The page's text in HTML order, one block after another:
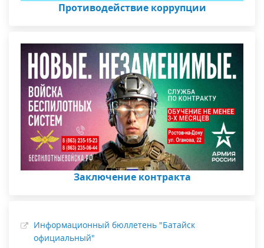
Противодействие коррупции
Заключение контракта
Информационный бюллетень "Батайск
официальный"